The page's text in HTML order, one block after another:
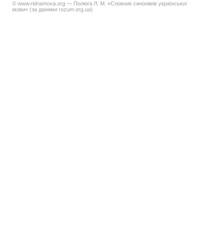
© www.ridnamova.org — Полюга Л. М. «Словник синонімів української
мови» (за даними rozum.org.ua)